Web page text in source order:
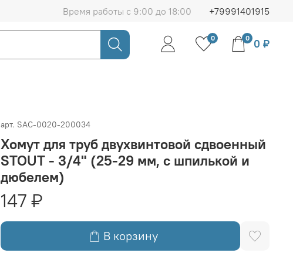
Время работы с 9:00 до 18:00 +79991401915
0 0 0 ₽
арт. SAC-0020-200034
Хомут для труб двухвинтовой сдвоенный
STOUT - 3/4" (25-29 мм, с шпилькой и
дюбелем)
147 ₽
В корзину